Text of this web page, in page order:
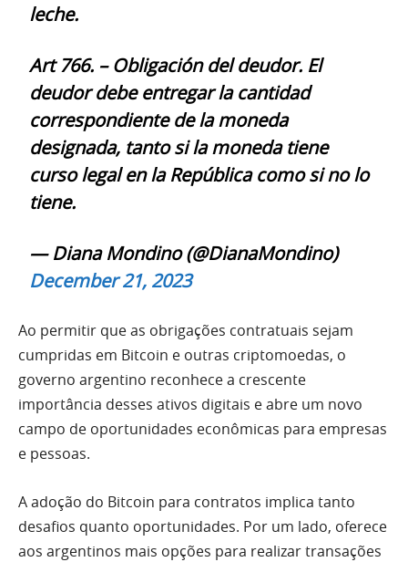
leche.
Art 766. – Obligación del deudor. El
deudor debe entregar la cantidad
correspondiente de la moneda
designada, tanto si la moneda tiene
curso legal en la República como si no lo
tiene.
— Diana Mondino (@DianaMondino)
December 21, 2023
Ao permitir que as obrigações contratuais sejam
cumpridas em Bitcoin e outras criptomoedas, o
governo argentino reconhece a crescente
importância desses ativos digitais e abre um novo
campo de oportunidades econômicas para empresas
e pessoas.
A adoção do Bitcoin para contratos implica tanto
desafios quanto oportunidades. Por um lado, oferece
aos argentinos mais opções para realizar transações